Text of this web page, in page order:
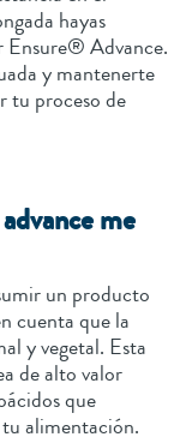
hayas
Ensure® Advance.
y mantenerte
tu proceso de
me
un producto
cuenta que la
y vegetal. Esta
de alto valor
que
alimentación.